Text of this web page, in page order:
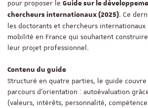
pour proposer le Guide sur le
chercheurs internationaux (2025). Ce
les doctorants et chercheurs internationaux
mobilité en France qui souhaitent
leur projet professionnel.
Contenu du guide
Structuré en quatre parties, le guide
parcours d'orientation : autoévaluation
(valeurs, intérêts, personnalité,